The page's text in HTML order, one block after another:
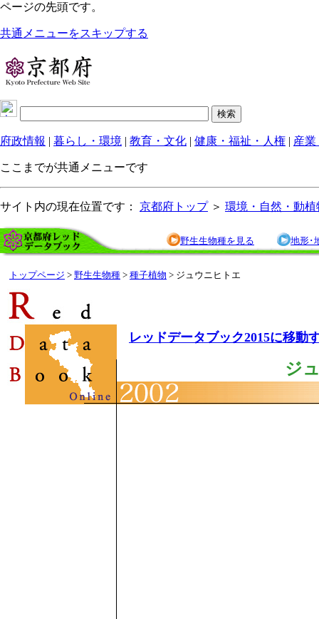
ページの先頭です。
共通メニューをスキップする
府政情報 | 暮らし・環境 | 教育・文化 | 健康・福祉・人権 | 産業
ここまでが共通メニューです
サイト内の現在位置です： 京都府トップ＞ 環境・自然・動植
野生生物種を見る 地形･
トップページ > 野生生物種 > 種子植物 > ジュウニヒトエ
レッドデータブック2015に移動
ジ